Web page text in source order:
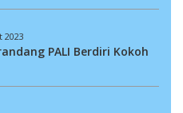
2023
PALI Berdiri Kokoh